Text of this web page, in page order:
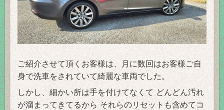
ご紹介させて頂くお客様は、月に数回はお客様ご自
身で洗車をされていて綺麗な車両でした。
しかし、細かい所は手を付けてなくて どんどん汚れ
が溜まってきてるから それらのリセットも含めてコ